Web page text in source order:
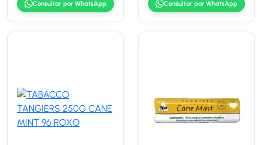
Consultar por WhatsApp Consultar por WhatsApp